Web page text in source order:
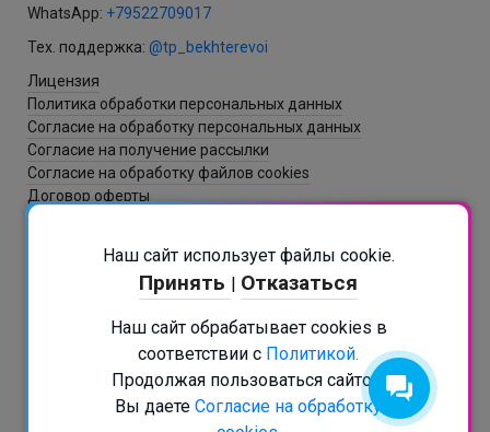
WhatsApp: +79522709017
Тех. поддержка: @tp_bekhterevoi
Лицензия
Политика обработки персональных данных
Согласие на обработку персональных данных
Согласие на получение рассылки
Согласие на обработку файлов cookies
Договор оферты
Разработка и создание сайта - ItNova / СБ
Подписаться на рассылку
+7 (812) 467-45-80
info@psy.education
Наш сайт использует файлы cookie.
Принять | Отказаться
Наш сайт обрабатывает cookies в
соответствии с Политикой.
Продолжая пользоваться сайтом
Вы даете Согласие на обработку